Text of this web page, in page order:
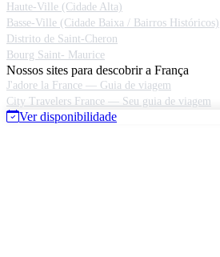
Haute-Ville (Cidade Alta)
Basse-Ville (Cidade Baixa / Bairros Históricos)
Distrito de Saint-Cheron
Bourg Saint- Maurice
Nossos sites para descobrir a França
J'adore la France — Guia de viagem
City Travelers France — Seu guia de viagem
Ver disponibilidade